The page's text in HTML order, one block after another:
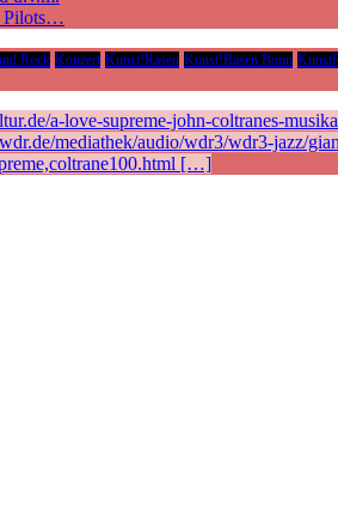
Pilots…
Rock Konzert Kunst!Rasen Kunst!Rasen Bonn
a-love-supreme-john-coltranes-
mediathek/audio/wdr3/wdr3-jazz/
[…]